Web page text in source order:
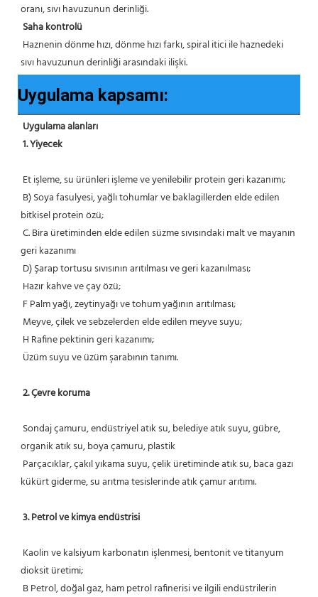
oranı, sıvı havuzunun derinliği.
Saha kontrolü
sıvı havuzunun derinliği arasındaki ilişki.
Uygulama kapsamı:
Uygulama alanları
1. Yiyecek
Et işleme, su ürünleri işleme ve yenilebilir protein geri kazanımı;
bitkisel protein özü;
geri kazanımı
D) Şarap tortusu sıvısının arıtılması ve geri kazanılması;
Hazır kahve ve çay özü;
F Palm yağı, zeytinyağı ve tohum yağının arıtılması;
Meyve, çilek ve sebzelerden elde edilen meyve suyu;
H Rafine pektinin geri kazanımı;
Üzüm suyu ve üzüm şarabının tanımı.
2. Çevre koruma
organik atık su, boya çamuru, plastik
kükürt giderme, su arıtma tesislerinde atık çamur arıtımı.
3. Petrol ve kimya endüstrisi
dioksit üretimi;